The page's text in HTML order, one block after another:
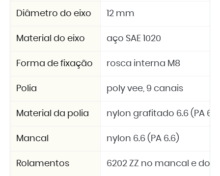
Diâmetro do eixo 12 mm
Material do eixo aço SAE 1020
Forma de fixação rosca interna M8
Polia poly vee, 9 canais
Material da polia nylon grafitado 6.6 (PA
Mancal nylon 6.6 (PA 6.6)
Rolamentos 6202 ZZ no mancal e dois